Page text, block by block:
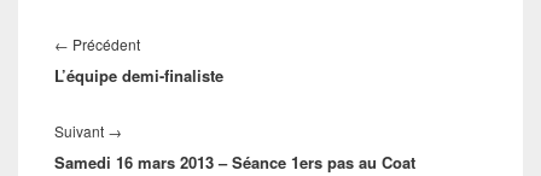
de
l’article
← PrécédentArticle
précédent :
L’équipe demi-finaliste
Suivant →
suivant :
Samedi 16 mars 2013 – Séance 1ers pas au Coat